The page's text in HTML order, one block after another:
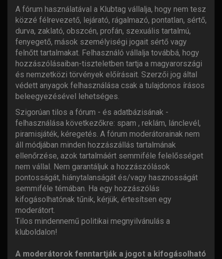
A fórum használatával a Klubtag vállalja, hogy nem tesz
közzé félrevezető, lejárató, rágalmazó, pontatlan, sértő,
durva, zaklató, obszcén, profán, szexuális tartalmú,
fenyegető, mások személyiségi jogait sértő vagy
felnőtt tartalmakat. Felhasználó vállalja továbbá, hogy
hozzászólásaiban-tiszteletben tartja a magyarországi
és nemzetközi törvények előírásait. Szerzői jog által
védett anyagok felhasználása csak a tulajdonos írásos
beleegyezésével lehetséges.
Szigorúan tilos a fórum - és adatbázisának -
felhasználása következőkre: spam , reklám, lánclevél,
piramisjáték, kéregetés. A fórum moderátorainak nem
áll módjában minden hozzászállás tartalmának
ellenőrzése, azok tartalmáért semmiféle felelősséget
nem vállal. Nem garantáljuk a hozzászólások
pontosságát, hiánytalanságát és/vagy hasznosságát
semmiféle témában. Ha egy hozzászólás
kifogásolhatónak tűnik, kérjük, értesítsen egy
moderátort.
Tilos mindennemű politikai megnyilvánulás a
kluboldalon!
A moderátorok fenntartják a jogot a kifogásolható